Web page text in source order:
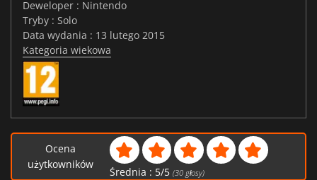
Deweloper : Nintendo
Tryby : Solo
Data wydania : 13 lutego 2015
Kategoria wiekowa
Ocena
użytkowników
Średnia : 5/5 (30głosy)